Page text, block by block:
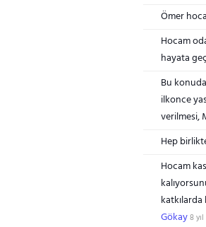
Ömer
Hocam
hayata
Bu
ilkonce
verilmesi,
Hep
Hocam
Gökay8 yıl